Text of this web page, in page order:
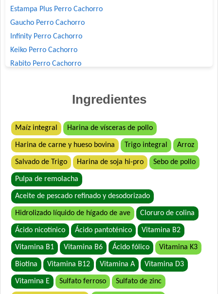
Estampa Plus Perro Cachorro
Gaucho Perro Cachorro
Infinity Perro Cachorro
Keiko Perro Cachorro
Rabito Perro Cachorro
Seguidor Perro CachorroIngredientes
Maíz integral Harina de vísceras de pollo
Harina de carne y hueso bovina Trigo integral Arroz
Salvado de Trigo Harina de soja hi-pro Sebo de pollo
Pulpa de remolacha
Aceite de pescado refinado y desodorizado
Hidrolizado líquido de hígado de ave Cloruro de colina
Ácido nicotínico Ácido pantoténico Vitamina B2
Vitamina B1 Vitamina B6 Ácido fólico Vitamina K3
Biotina Vitamina B12 Vitamina A Vitamina D3
Vitamina E Sulfato ferroso Sulfato de zinc